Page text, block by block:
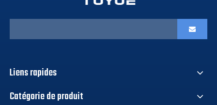
Liens rapides
Catégorie de produit